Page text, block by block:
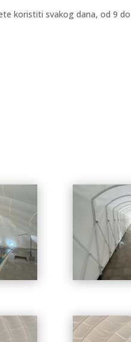
koristiti svakog dana, od 9 do